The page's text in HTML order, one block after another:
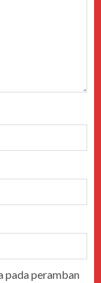
pada peramban